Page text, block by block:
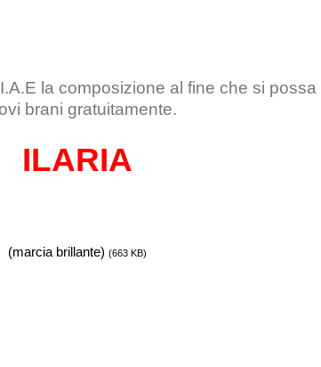
la composizione al fine che si
brani gratuitamente.
ILARIA
(marcia brillante) (663 KB)